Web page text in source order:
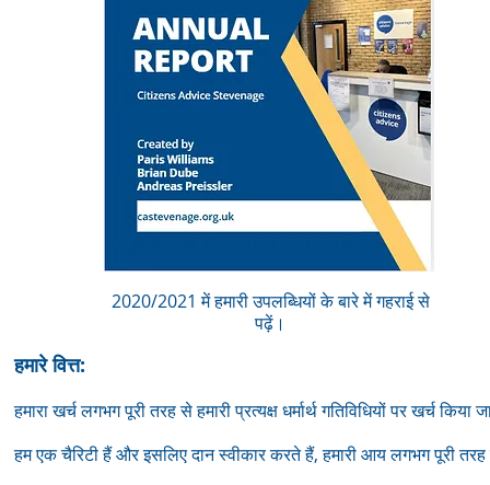
2020/2021 में हमारी उपलब्धियों के बारे में गहराई से
पढ़ें।
हमारे वित्त:
हमारा खर्च लगभग पूरी तरह से हमारी प्रत्यक्ष धर्मार्थ गतिविधियों पर खर्च
हम एक चैरिटी हैं और इसलिए दान स्वीकार करते हैं, हमारी आय लगभग पूरी